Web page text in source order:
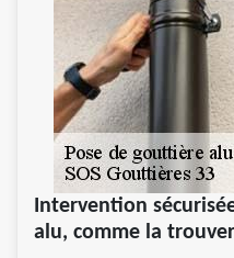
Intervention
alu, comme la